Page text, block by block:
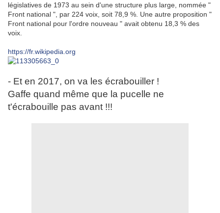
législatives de 1973 au sein d'une structure plus large, nommée "
Front national ", par 224 voix, soit 78,9 %. Une autre proposition "
Front national pour l'ordre nouveau " avait obtenu 18,3 % des
voix.
https://fr.wikipedia.org
- Et en 2017, on va les écrabouiller !
Gaffe quand même que la pucelle ne
t'écrabouille pas avant !!!